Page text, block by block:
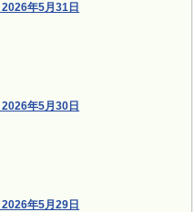
年5月31日
年5月30日
年5月29日